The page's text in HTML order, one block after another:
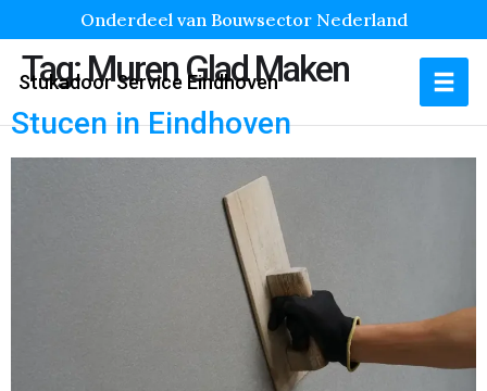
Onderdeel van Bouwsector Nederland
Stukadoor Service Eindhoven
Tag:Muren Glad Maken
Stucen in Eindhoven